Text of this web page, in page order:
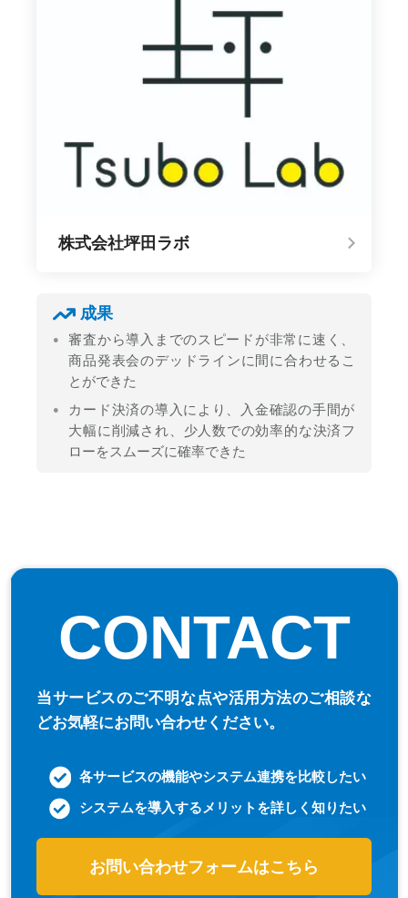
株式会社坪田ラボ
成果
審査から導入までのスピードが非常に速く、
商品発表会のデッドラインに間に合わせるこ
とができた
カード決済の導入により、入金確認の手間が
大幅に削減され、少人数での効率的な決済フ
ローをスムーズに確率できた
CONTACT
当サービスのご不明な点や活用方法のご相談な
どお気軽にお問い合わせください。
各サービスの機能やシステム連携を比較したい
システムを導入するメリットを詳しく知りたい
お問い合わせフォームはこちら